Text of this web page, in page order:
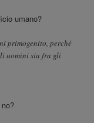
umano?
primogenito, perché
uomini sia fra gli